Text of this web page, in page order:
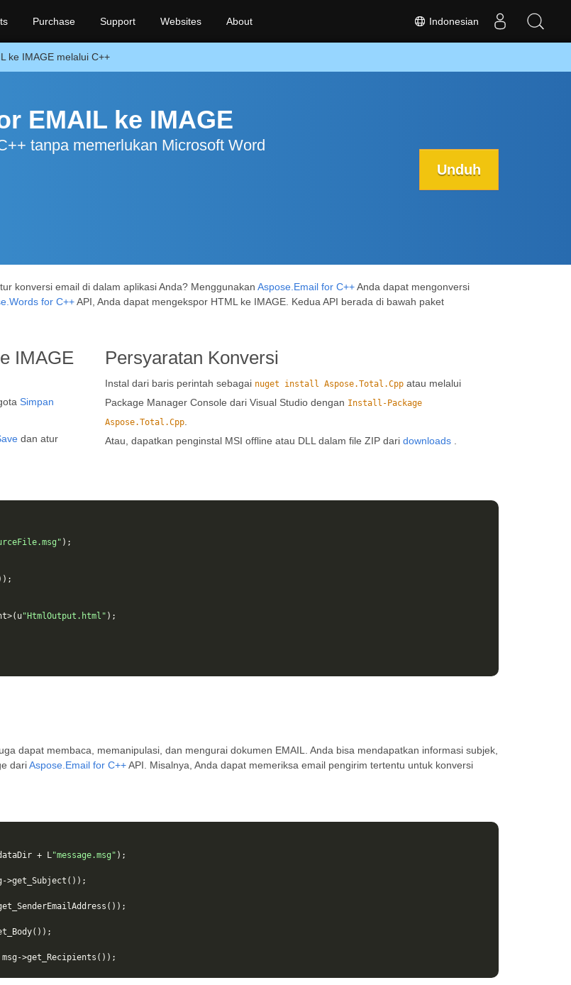
Indonesian
Purchase Support Websites About
ke IMAGE melalui C++
EMAIL ke IMAGE
tanpa memerlukan Microsoft Word
Unduh
konversi email di dalam aplikasi Anda? Menggunakan Aspose.Email for C++Anda dapat mengonversi
for C++API, Anda dapat mengekspor HTML ke IMAGE. Kedua API berada di bawah paket
IMAGE
Simpan
dan atur
Persyaratan Konversi
Instal dari baris perintah sebagai nuget install Aspose.Total.Cpp atau melalui
Package Manager Console dari Visual Studio dengan Install-Package
Aspose.Total.Cpp
Atau, dapatkan penginstal MSI offline atau DLL dalam file ZIP dari downloads
);
>( u"HtmlOutput.html" );
dapat membaca, memanipulasi, dan mengurai dokumen EMAIL. Anda bisa mendapatkan informasi subjek,
dariAspose.Email for C++API. Misalnya, Anda dapat memeriksa email pengirim tertentu untuk konversi
+ L"message.msg" );
->get_Subject ());
());
());
msg ->get_Recipients ());